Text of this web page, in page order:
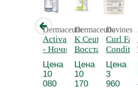
Dermaceutic
Activabiome
- Ночной
крем для
кожи
склонной к
Цена
10
080
Dermaceutic
K Ceutic 40 -
крем с SPF-50
Цена
10
170
Davines
Curl Fast
для
Цена
3
960